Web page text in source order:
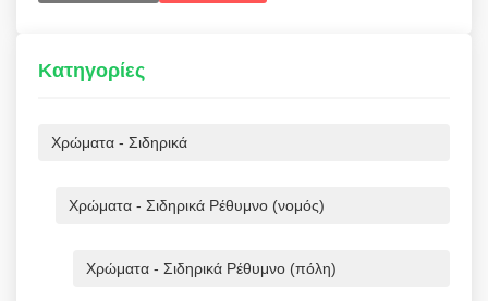
Κατηγορίες
Χρώματα - Σιδηρικά
Χρώματα - Σιδηρικά Ρέθυμνο (νομός)
Χρώματα - Σιδηρικά Ρέθυμνο (πόλη)